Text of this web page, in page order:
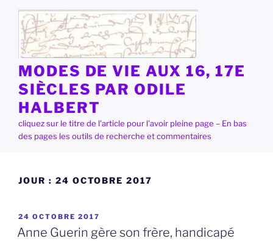
contenu
principal
MODES DE VIE AUX 16, 17E
SIÈCLES PAR ODILE
HALBERT
cliquez sur le titre de l'article pour l'avoir pleine page – En bas
des pages les outils de recherche et commentaires
JOUR : 24 OCTOBRE 2017
PUBLIÉ
LE
24 OCTOBRE 2017
Anne Guerin gère son frère, handicapé